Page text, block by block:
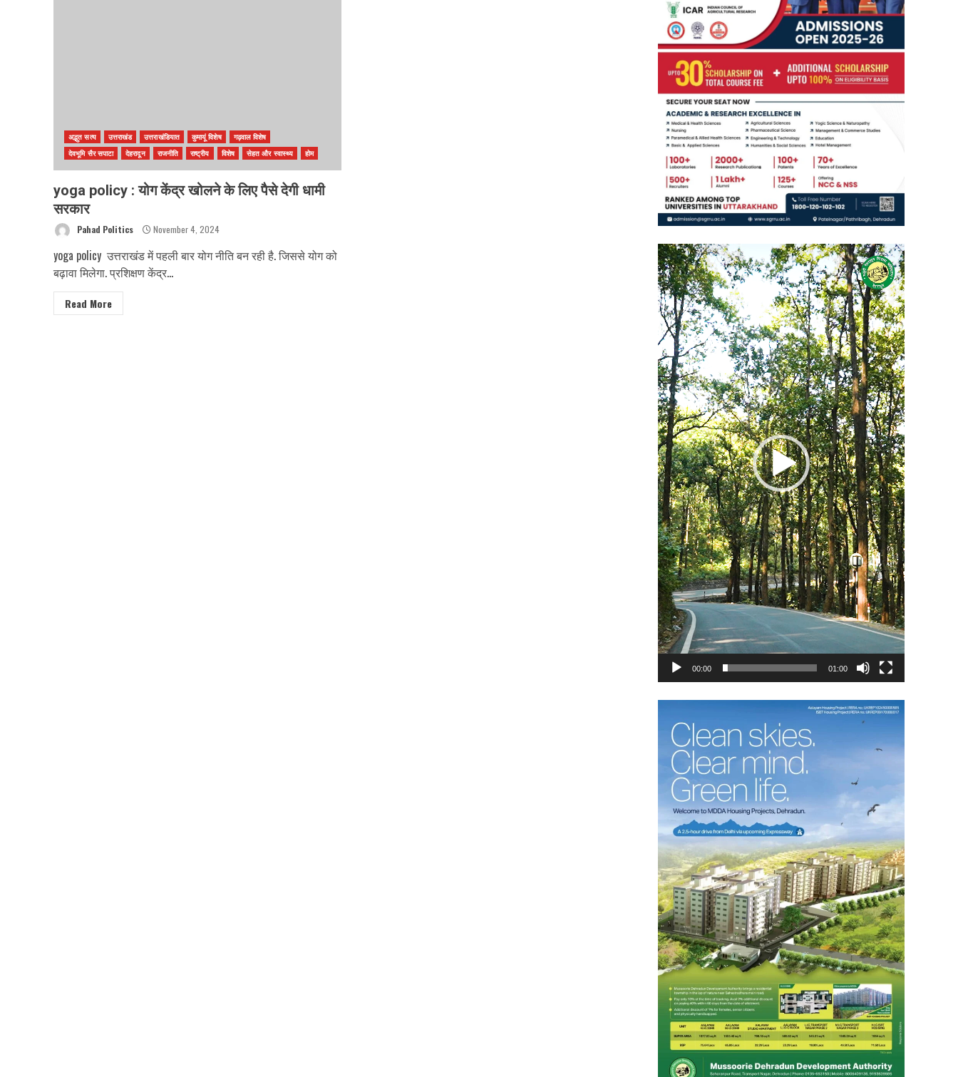
अद्भुत सत्य उत्तराखंड उत्तराखंडियात कुमायूं विशेष
गढ़वाल विशेष
देवभूमि सैर सपाटा
देहरादून राजनीति राष्ट्रीय विशेष सेहत और स्वास्थ्य होम
yoga policy : योग केंद्र खोलने के लिए पैसे देगी धामी
सरकार
Pahad Politics November 4, 2024
yoga policy उत्तराखंड में पहली बार योग नीति बन रही है. जिससे योग को
बढ़ावा मिलेगा. प्रशिक्षण केंद्र...
Read More
Video
Player
00:00 01:00